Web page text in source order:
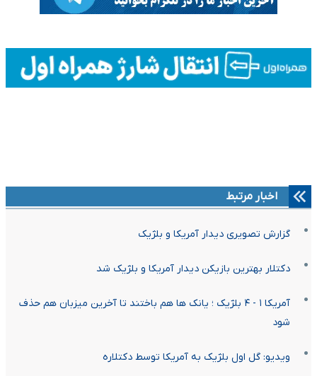
اخبار مرتبط
گزارش تصویری دیدار آمریکا و بلژیک
دکتلار بهترین بازیکن دیدار آمریکا و بلژیک شد
آمریکا ۱ - ۴ بلژیک ؛ یانک ها هم باختند تا آخرین میزبان هم حذف
شود
ویدیو: گل اول بلژیک به آمریکا توسط دکتلاره